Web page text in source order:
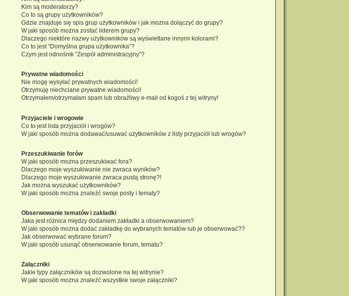
Kim są moderatorzy?
Co to są grupy użytkowników?
Gdzie znajduje się spis grup użytkowników i jak można dołączyć do grupy?
W jaki sposób można zostać liderem grupy?
Dlaczego niektóre nazwy użytkowników są wyświetlane innymi kolorami?
Co to jest “Domyślna grupa użytkownika”?
Czym jest odnośnik “Zespół administracyjny”?
Prywatne wiadomości
Nie mogę wysyłać prywatnych wiadomości!
Otrzymuję niechciane prywatne wiadomości!
Otrzymałem/otrzymałam spam lub obraźliwy e-mail od kogoś z tej witryny!
Przyjaciele i wrogowie
Co to jest lista przyjaciół i wrogów?
W jaki sposób można dodawać/usuwać użytkowników z listy przyjaciół lub wrogów?
Przeszukiwanie forów
W jaki sposób można przeszukiwać fora?
Dlaczego moje wyszukiwanie nie zwraca wyników?
Dlaczego moje wyszukiwanie zwraca pustą stronę?!
Jak można wyszukać użytkowników?
W jaki sposób można znaleźć swoje posty i tematy?
Obserwowanie tematów i zakładki
Jaka jest różnica między dodaniem zakładki a obserwowaniem?
W jaki sposób można dodać zakładkę do wybranych tematów lub je obserwować??
Jak obserwować wybrane forum?
W jaki sposób usunąć obserwowanie forum, tematu?
Załączniki
Jakie typy załączników są dozwolone na tej witrynie?
W jaki sposób można znaleźć wszystkie swoje załączniki?